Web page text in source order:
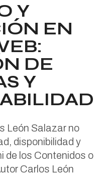
Y
EN
DE
Y
León Salazar no
disponibilidad y
de los Contenidos o
Carlos León